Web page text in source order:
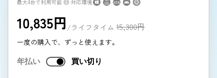
最大4台で利用可能 対応環境
10,835円/ライフタイム 15,300円
一度の購入で、ずっと使えます。
年払い
買い切り